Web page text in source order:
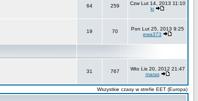
64 259
Czw Lut 14, 2013 11:10
ki
19 70
Pon Lut 25, 2013 9:25
ewa373
31 767
Wto Lis 20, 2012 21:47
maras
Wszystkie czasy w strefie EET (Europa)